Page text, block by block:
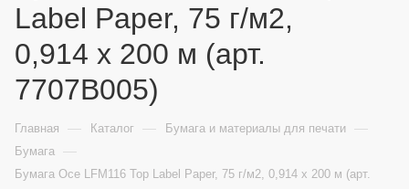
Label Paper, 75 г/м2,
0,914 х 200 м (арт.
7707B005)
Главная — Каталог — Бумага и материалы для печати —
Бумага —
Бумага Oce LFM116 Top Label Paper, 75 г/м2, 0,914 х 200 м (арт.